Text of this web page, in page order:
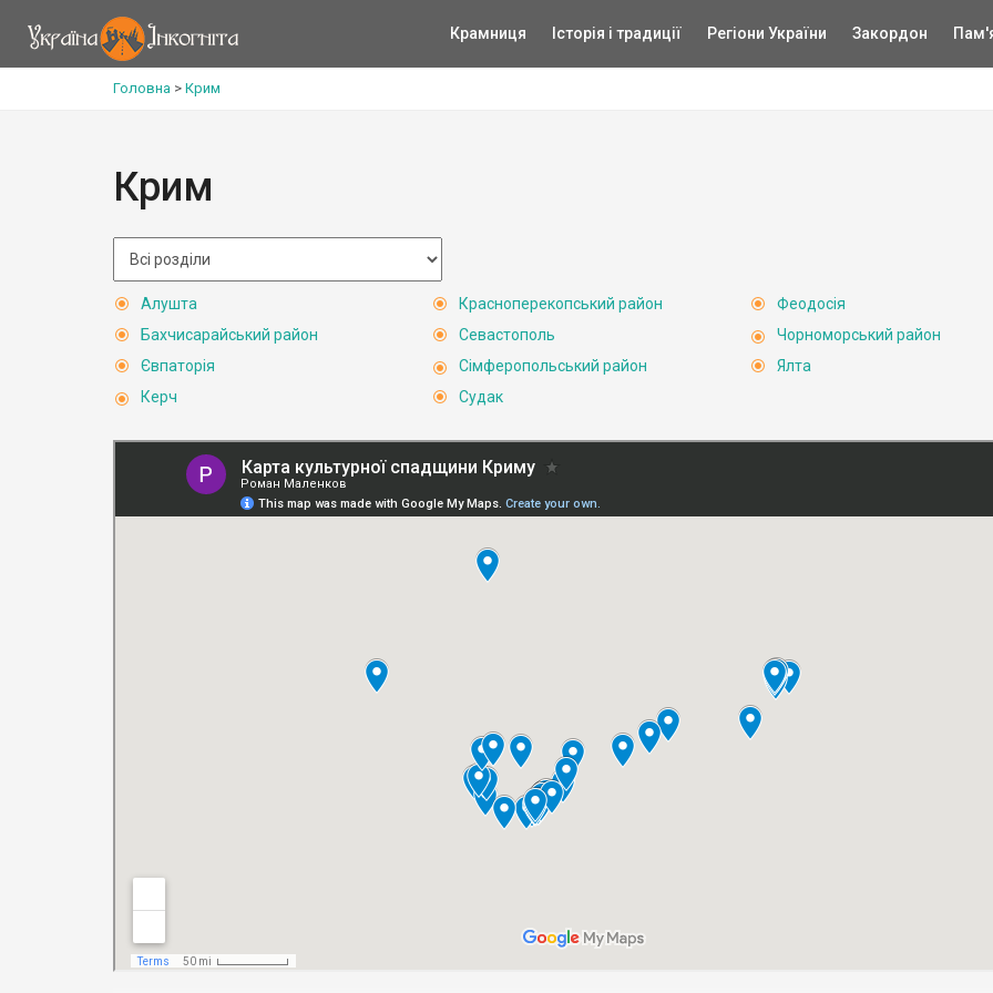
Крамниця Історія і традиції Регіони України Закордон
Головна > Крим
Крим
Алушта
Бахчисарайський район
Євпаторія
Керч
Красноперекопський район
Севастополь
Сімферопольський район
Судак
Феодосія
Чорноморський район
Ялта